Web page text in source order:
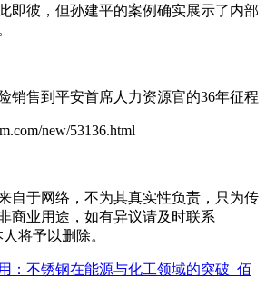
即彼，但孙建平的案例确实展示了内部
销售到平安首席人力资源官的36年征程
new/53136.html
自于网络，不为其真实性负责，只为传
商业用途，如有异议请及时联系
将予以删除。
：不锈钢在能源与化工领域的突破_佰